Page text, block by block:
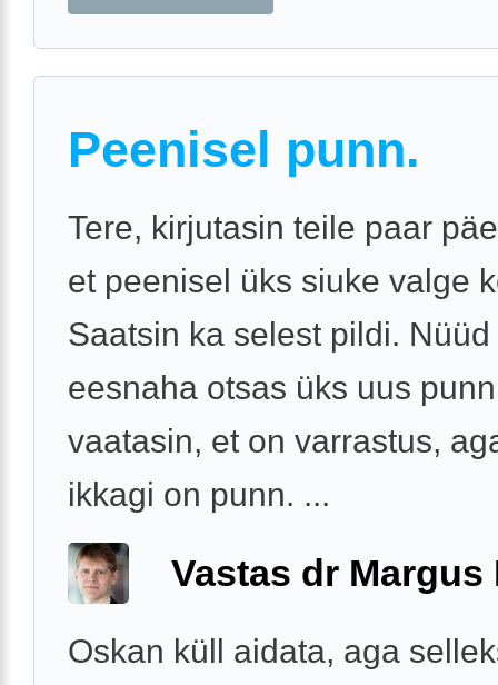
Peenisel punn.
Tere, kirjutasin teile paar
et peenisel üks siuke valge
Saatsin ka selest pildi. Nüüd
eesnaha otsas üks uus
vaatasin, et on varrastus,
ikkagi on punn. ...
Vastas dr Margus
Oskan küll aidata, aga